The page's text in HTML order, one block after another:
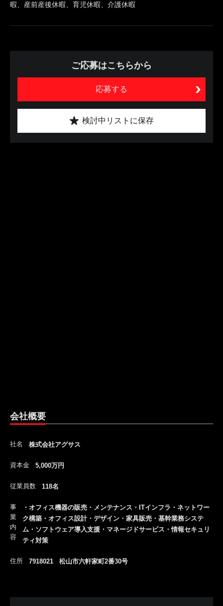
暇、産前産後休暇、育児休暇、介護休暇
ご応募はこちらから
応募する
検討中リストに保存
会社概要
社名 株式会社アグサス
資本金 5,000万円
従業員数 118名
事
業
内
容
・オフィス機器の販売・メンテナンス・ITインフラ・ネットワー
ク構築・オフィス設計・デザイン・家具販売・基幹業務システ
ム・ソフトウェア導入支援・マネージドサービス・情報セキュリ
ティ対策
住所 7918021 松山市六軒家町2番30号